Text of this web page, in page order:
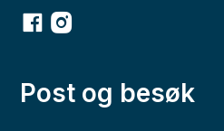
Facebook
Instagram
Post og besøk